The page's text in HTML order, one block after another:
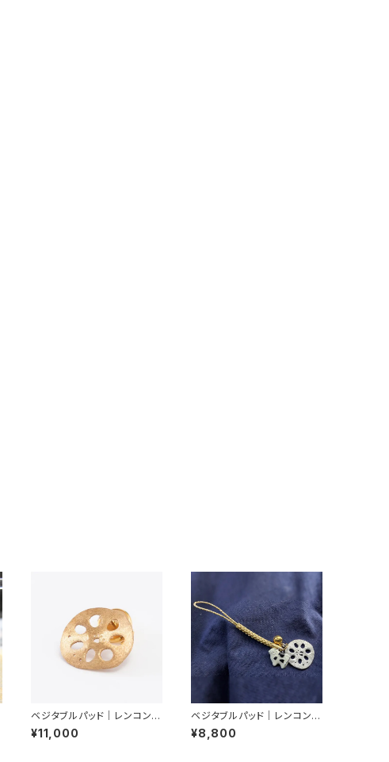
ベジタブルパッド｜レンコン｜
ピンブローチ
¥11,000
ベジタブルパッド｜レンコン｜
キーホルダー
¥8,800